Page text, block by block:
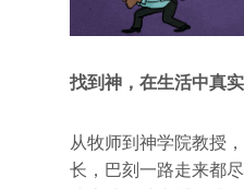
找到神，在生活中真
从牧师到神学院教授
长，巴刻一路走来都